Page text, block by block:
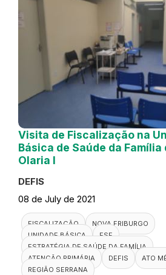
Visita de Fiscalização na
Básica de Saúde da Família
Olaria I
DEFIS
08 de July de 2021
FISCALIZAÇÃO
NOVA FRIBURGO
UNIDADE BÁSICA
ESF
ESTRATÉGIA DE SAÚDE DA FAMÍLIA
ATENÇÃO PRIMÁRIA
DEFIS
ATO
REGIÃO SERRANA